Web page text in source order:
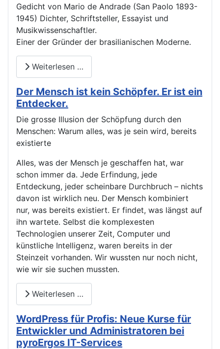
Gedicht von Mario de Andrade (San Paolo 1893-
1945) Dichter, Schriftsteller, Essayist und
Musikwissenschaftler.
Einer der Gründer der brasilianischen Moderne.
Weiterlesen …
Der Mensch ist kein Schöpfer. Er ist ein
Entdecker.
Die grosse Illusion der Schöpfung durch den
Menschen: Warum alles, was je sein wird, bereits
existierte
Alles, was der Mensch je geschaffen hat, war
schon immer da. Jede Erfindung, jede
Entdeckung, jeder scheinbare Durchbruch – nichts
davon ist wirklich neu. Der Mensch kombiniert
nur, was bereits existiert. Er findet, was längst auf
ihn wartete. Selbst die komplexesten
Technologien unserer Zeit, Computer und
künstliche Intelligenz, waren bereits in der
Steinzeit vorhanden. Wir wussten nur noch nicht,
wie wir sie suchen mussten.
Weiterlesen …
WordPress für Profis: Neue Kurse für
Entwickler und Administratoren bei
pyroErgos IT-Services